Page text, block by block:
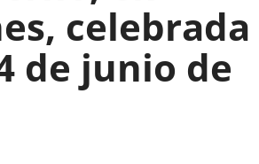
celebrada
de junio de